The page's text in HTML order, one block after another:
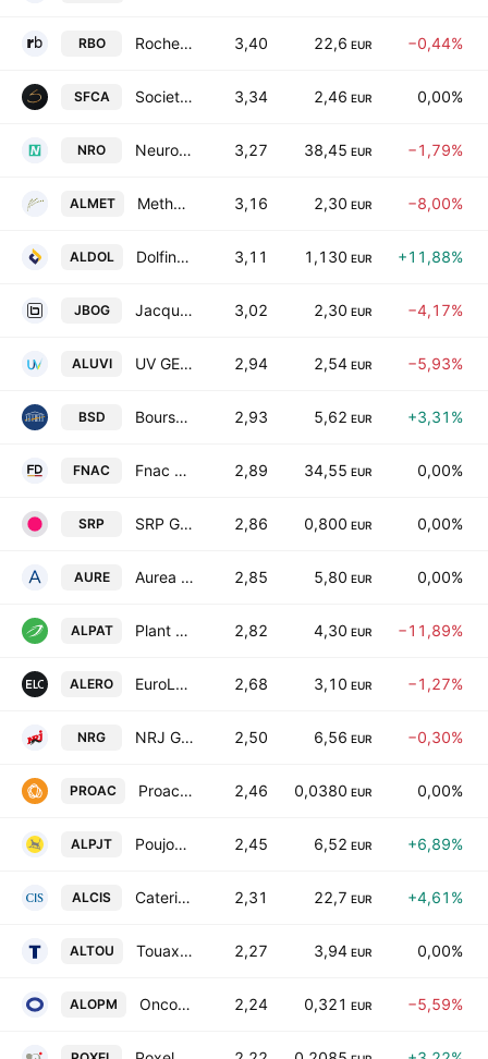
RBO Roche Bobois SA 3,40 22,6 EUR −0,44%
SFCA Societe Francaise de Casinos SA 3,34 2,46 EUR 0,00%
NRO Neurones SA 3,27 38,45 EUR −1,79%
ALMET Methanor SCA 3,16 2,30 EUR −8,00%
ALDOL Dolfines SA 3,11 1,130 EUR +11,88%
JBOG Jacques Bogart SA 3,02 2,30 EUR −4,17%
ALUVI UV GERMI Societe Anonyme 2,94 2,54 EUR −5,93%
BSD Bourse Direct SA 2,93 5,62 EUR +3,31%
FNAC Fnac Darty SA 2,89 34,55 EUR 0,00%
SRP SRP Groupe SA 2,86 0,800 EUR 0,00%
AURE Aurea SA 2,85 5,80 EUR 0,00%
ALPAT Plant Advanced Technologies SA 2,82 4,30 EUR −11,89%
ALERO EuroLand Corporate SA 2,68 3,10 EUR −1,27%
NRG NRJ Group SA 2,50 6,56 EUR −0,30%
PROAC Proactis SA 2,46 0,0380 EUR 0,00%
ALPJT Poujoulat SA 2,45 6,52 EUR +6,89%
ALCIS Catering International Services 2,31 22,7 EUR +4,61%
ALTOU Touax SA 2,27 3,94 EUR 0,00%
ALOPM Oncodesign Precision Medicine S.A. 2,24 0,321 EUR −5,59%